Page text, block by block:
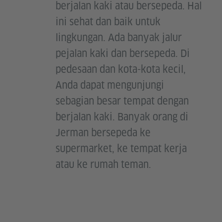
berjalan kaki atau bersepeda. Hal
ini sehat dan baik untuk
lingkungan. Ada banyak jalur
pejalan kaki dan bersepeda. Di
pedesaan dan kota-kota kecil,
Anda dapat mengunjungi
sebagian besar tempat dengan
berjalan kaki. Banyak orang di
Jerman bersepeda ke
supermarket, ke tempat kerja
atau ke rumah teman.